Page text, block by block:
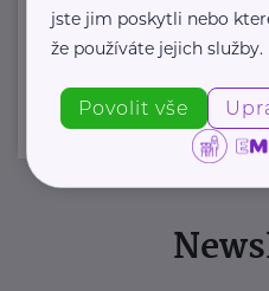
Zobrazit
jste jim poskytli nebo
že používáte jejich služby.
Povolit vše